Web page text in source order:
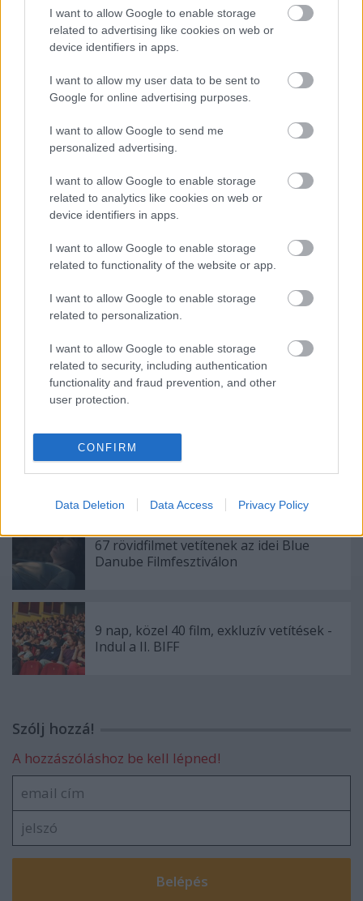
I want to allow Google to enable storage
related to advertising like cookies on web or
device identifiers in apps.
I want to allow my user data to be sent to
Google for online advertising purposes.
I want to allow Google to send me
personalized advertising.
I want to allow Google to enable storage
related to analytics like cookies on web or
device identifiers in apps.
I want to allow Google to enable storage
related to functionality of the website or app.
I want to allow Google to enable storage
related to personalization.
I want to allow Google to enable storage
related to security, including authentication
functionality and fraud prevention, and other
user protection.
CONFIRM
Data Deletion Data Access Privacy Policy
Címkék:ajánló sajtóközlemény
Ajánlott bejegyzések:
beszélgetésekkel jön a megújult
Filmpiknik
125 ingyenes film a Magyar Film Napjára
67 rövidfilmet vetítenek az idei Blue
Danube Filmfesztiválon
9 nap, közel 40 film, exkluzív vetítések -
Indul a II. BIFF
Szólj hozzá!
A hozzászóláshoz be kell lépned!